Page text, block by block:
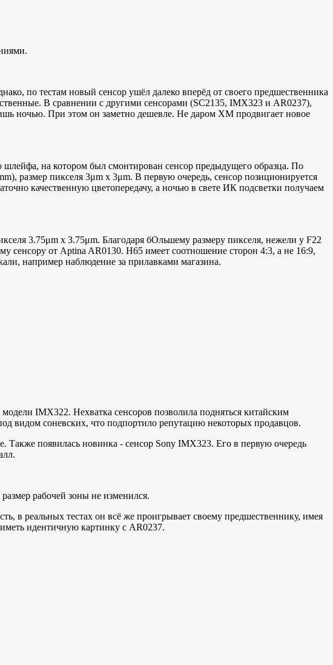
по тестам новый сенсор ушёл далеко вперёд от своего предшественника
В сравнении с другими сенсорами (SC2135, IMX323 и AR0237),
ночью. При этом он заметно дешевле. Не даром XM продвигает новое
шлейфа, на котором был смонтирован сенсор предыдущего образца. По
размер пикселя 3μm x 3μm. В первую очередь, сенсор позиционируется
качественную цветопередачу, а ночью в свете ИК подсветки получаем
3.75μm x 3.75μm. Благодаря бОльшему размеру пикселя, нежели у F22
сенсору от Aptina AR0130. H65 имеет соотношение сторон 4:3, а не 16:9,
например наблюдение за прилавками магазина.
IMX322. Нехватка сенсоров позволила подняться китайским
видом соневских, что подпортило репутацию некоторых продавцов.
появилась новинка - сенсор Sony IMX323. Его в первую очередь
рабочей зоны не изменился.
в реальных тестах он всё же проигрывает своему предшественнику, имея
идентичную картинку с AR0237.